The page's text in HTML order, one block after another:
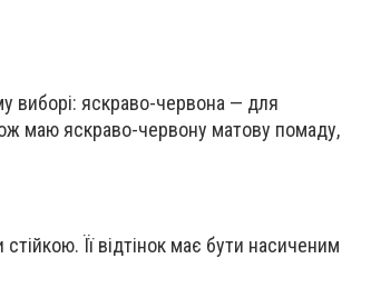
виборі: яскраво-червона — для
маю яскраво-червону матову помаду,
Її відтінок має бути насиченим